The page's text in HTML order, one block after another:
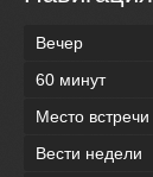
Вечер
60 минут
Место встречи
Вести недели